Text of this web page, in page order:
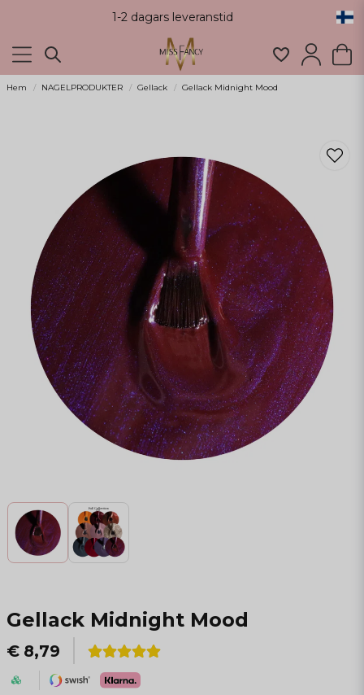
1-2 dagars leveranstid
Hem NAGELPRODUKTER Gellack Gellack Midnight Mood
Gellack Midnight Mood
€ 8,79